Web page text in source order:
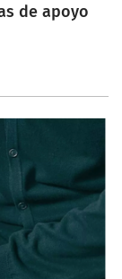
de apoyo